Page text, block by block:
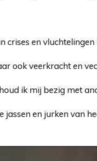
crises en
ook veerkracht en
ik mij bezig met
jassen en jurken van